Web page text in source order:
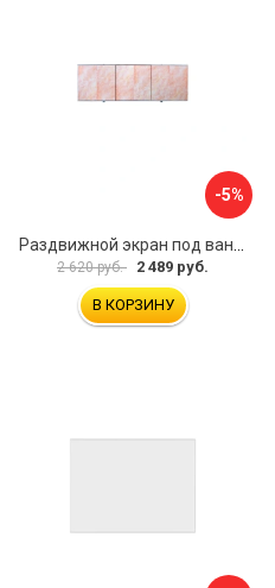
-5%
2 620 руб. 2 489 руб.
В КОРЗИНУ